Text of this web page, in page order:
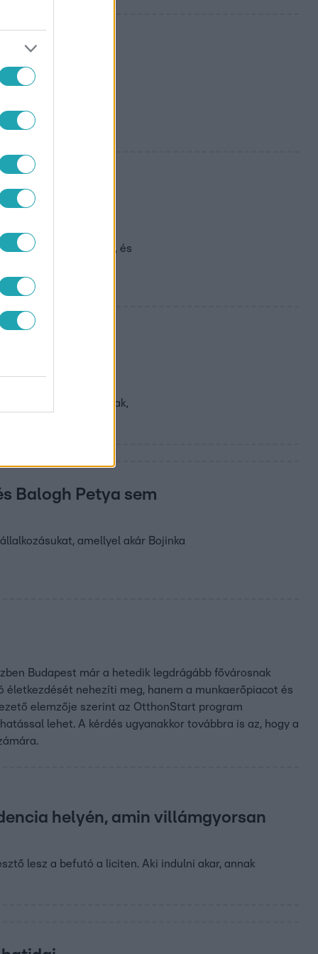
- Tóth Andi
a rajongók, és
súlyos viták vannak,
Balogh Petya sem
amellyel akár Bojinka
Budapest már a hetedik legdrágább fővárosnak
nehezíti meg, hanem a munkaerőpiacot és
elemzője szerint az OtthonStart program
lehet. A kérdés ugyanakkor továbbra is az, hogy a
helyén, amin villámgyorsan
lesz a befutó a liciten. Aki indulni akar, annak